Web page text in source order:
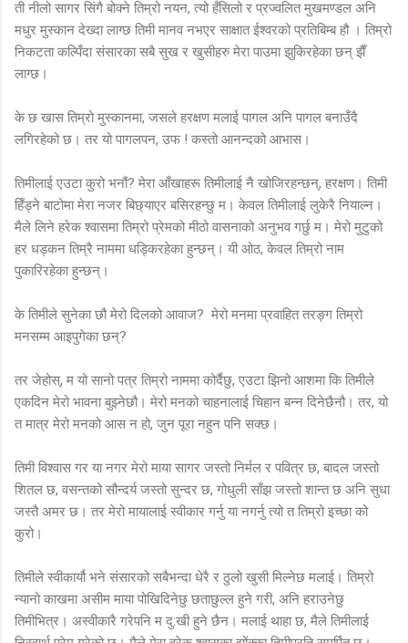
ती नीलो सागर सिंगै बोक्ने तिम्रो नयन, त्यो हँसिलो र प्रज्वलित मुखमण्डल अनि
मधुर मुस्कान देख्दा लाग्छ तिमी मानव नभएर साक्षात ईश्वरको प्रतिबिम्ब हौ । तिम्रो
निकटता कल्पिँदा संसारका सबै सुख र खुसीहरु मेरा पाउमा झुकिरहेका छन् झैँ
लाग्छ।
के छ खास तिम्रो मुस्कानमा, जसले हरक्षण मलाई पागल अनि पागल बनाउँदै
लगिरहेको छ। तर यो पागलपन, उफ ! कस्तो आनन्दको आभास।
तिमीलाई एउटा कुरो भनौं? मेरा आँखाहरू तिमीलाई नै खोजिरहन्छन्, हरक्षण। तिमी
हिँड्ने बाटोमा मेरा नजर बिछ्याएर बसिरहन्छु म। केवल तिमीलाई लुकेरै नियाल्न।
मैले लिने हरेक श्वासमा तिम्रो प्रेमको मीठो वासनाको अनुभव गर्छु म। मेरो मुटुको
हर धड्कन तिम्रै नाममा धड्किरहेका हुन्छन्। यी ओठ, केवल तिम्रो नाम
पुकारिरहेका हुन्छन्।
के तिमीले सुनेका छौ मेरो दिलको आवाज? मेरो मनमा प्रवाहित तरङ्ग तिम्रो
मनसम्म आइपुगेका छन्?
तर जेहोस्, म यो सानो पत्र तिम्रो नाममा कोर्दैछु, एउटा झिनो आशमा कि तिमीले
एकदिन मेरो भावना बुझ्नेछौ। मेरो मनको चाहनालाई चिहान बन्न दिनेछैनौ। तर, यो
त मात्र मेरो मनको आस न हो, जुन पूरा नहुन पनि सक्छ।
तिमी विश्वास गर या नगर मेरो माया सागर जस्तो निर्मल र पवित्र छ, बादल जस्तो
शितल छ, वसन्तको सौन्दर्य जस्तो सुन्दर छ, गोधुली साँझ जस्तो शान्त छ अनि सुधा
जस्तै अमर छ। तर मेरो मायालाई स्वीकार गर्नु या नगर्नु त्यो त तिम्रो इच्छा को
कुरो।
तिमीले स्वीकार्यौ भने संसारको सबैभन्दा धेरै र ठुलो खुसी मिल्नेछ मलाई। तिम्रो
न्यानो काखमा असीम माया पोखिदिनेछु छताछुल्ल हुने गरी, अनि हराउनेछु
तिमीभित्र। अस्वीकारै गरेपनि म दु:खी हुने छैन। मलाई थाहा छ, मैले तिमीलाई